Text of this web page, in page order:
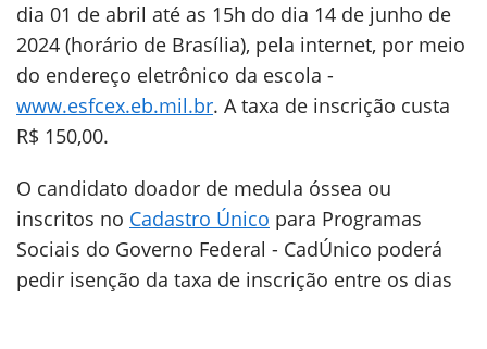
dia 01 de abril até as 15h do dia 14 de junho de
2024 (horário de Brasília), pela internet, por meio
do endereço eletrônico da escola -
www.esfcex.eb.mil.br. A taxa de inscrição custa
R$ 150,00.
O candidato doador de medula óssea ou
inscritos no Cadastro Único para Programas
Sociais do Governo Federal - CadÚnico poderá
pedir isenção da taxa de inscrição entre os dias